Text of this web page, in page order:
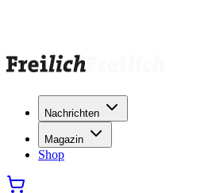
Nachrichten
Magazin
Shop